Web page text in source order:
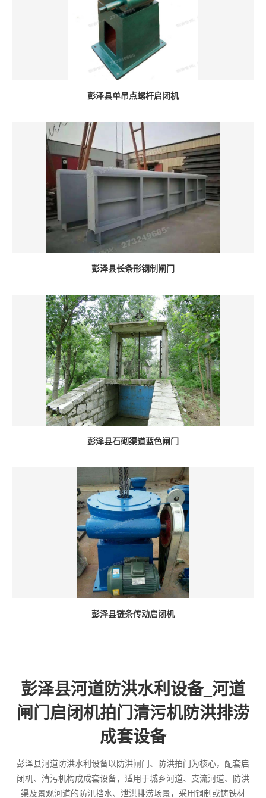
彭泽县单吊点螺杆启闭机
彭泽县长条形钢制闸门
彭泽县石砌渠道蓝色闸门
彭泽县链条传动启闭机
彭泽县河道防洪水利设备_河道
闸门启闭机拍门清污机防洪排涝
成套设备
彭泽县河道防洪水利设备以防洪闸门、防洪拍门为核心，配套启
闭机、清污机构成成套设备，适用于城乡河道、支流河道、防洪
渠及景观河道的防汛挡水、泄洪排涝场景，采用钢制或铸铁材